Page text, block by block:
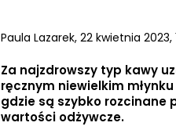
Paula Lazarek, 22 kwietnia 2023,
Za najzdrowszy typ kawy
ręcznym niewielkim
gdzie są szybko rozcinane
wartości odżywcze.